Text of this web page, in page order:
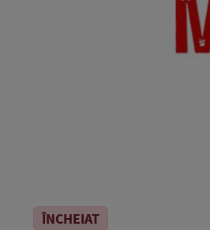
ÎNCHEIAT